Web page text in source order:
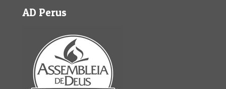
AD Perus